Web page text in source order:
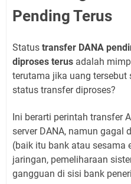
Pending Terus
Status transfer DANA
diproses terus adalah
terutama jika uang tersebut
status transfer diproses?
Ini berarti perintah transfer
server DANA, namun gagal
(baik itu bank atau sesama
jaringan, pemeliharaan
gangguan di sisi bank